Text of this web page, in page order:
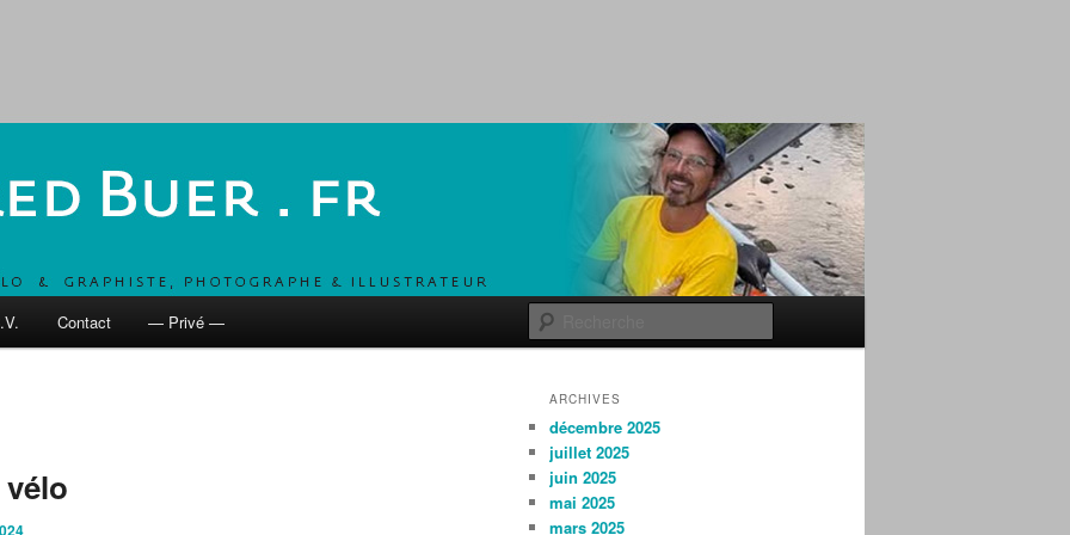
fr
UN COMBO POUR DÉVELOPPER LES MOBILITÉS ACTIVES
Contact — Privé —
ARCHIVES
décembre 2025
juillet 2025
juin 2025
mai 2025
mars 2025